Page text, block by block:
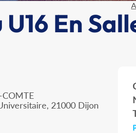
En
COMTE
21000 Dijon